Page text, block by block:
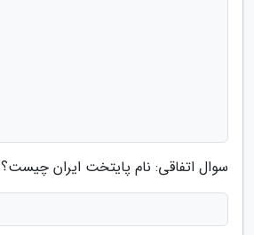
سوال اتفاقی: نام پایتخت ایران چیست؟